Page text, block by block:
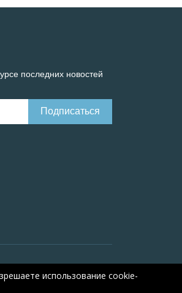
последних новостей
использование cookie-